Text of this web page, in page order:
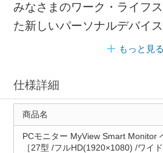
みなさまのワーク・ライフ
た新しいパーソナルデバイス
もっと見る
仕様詳細
商品名
PCモニター MyView Smart Monitor
［27型 /フルHD(1920×1080) /ワイド